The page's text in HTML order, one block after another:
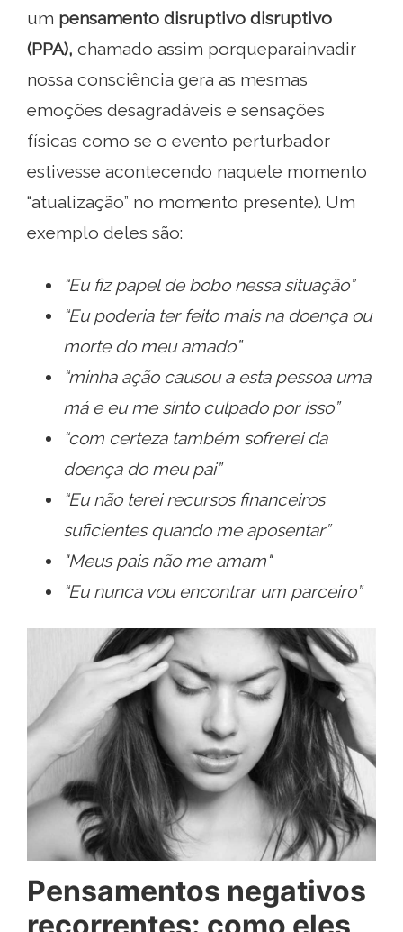
um pensamento disruptivo disruptivo
(PPA), chamado assim porqueparainvadir
nossa consciência gera as mesmas
emoções desagradáveis ​​e sensações
físicas como se o evento perturbador
estivesse acontecendo naquele momento
“atualização” no momento presente). Um
exemplo deles são:
“Eu fiz papel de bobo nessa situação”
“Eu poderia ter feito mais na doença ou
morte do meu amado”
“minha ação causou a esta pessoa uma
má e eu me sinto culpado por isso”
“com certeza também sofrerei da
doença do meu pai”
“Eu não terei recursos financeiros
suficientes quando me aposentar”
"Meus pais não me amam"
“Eu nunca vou encontrar um parceiro”
Pensamentos negativos